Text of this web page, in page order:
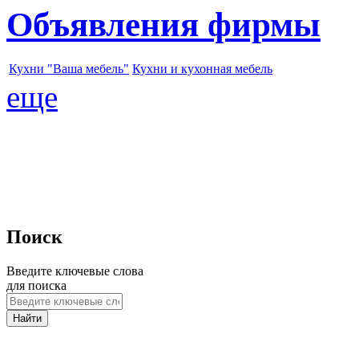
Объявления фирмы
Кухни "Ваша мебель" Кухни и кухонная мебель
еще
Поиск
Введите ключевые слова
для поиска